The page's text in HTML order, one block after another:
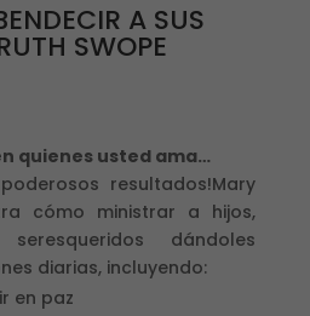
A SUS
SWOPE
quienes usted ama…
resultados!Mary
cómo ministrar a hijos,
dándoles
diarias, incluyendo:
en paz